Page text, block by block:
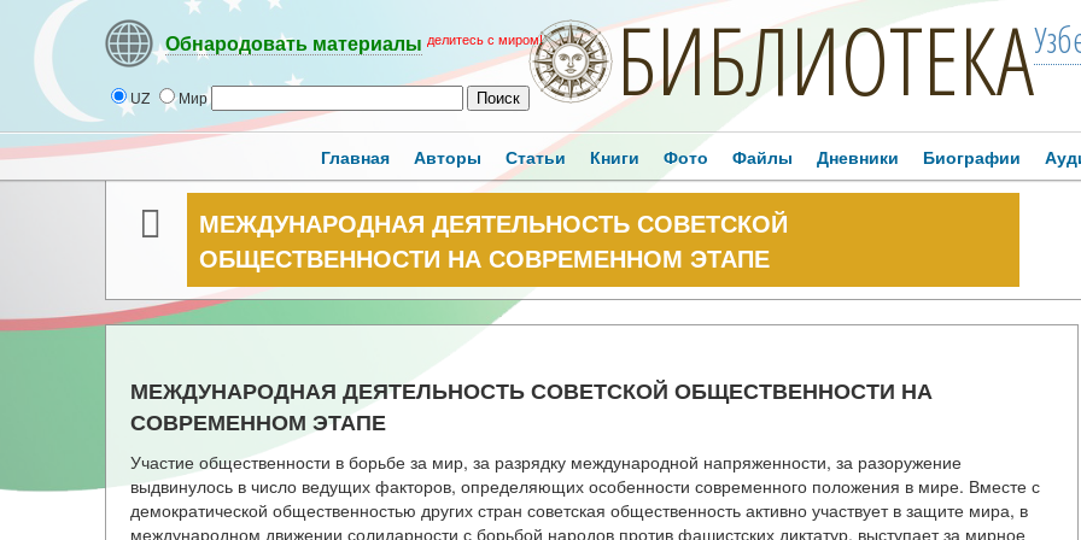
Обнародовать материалы делитесь с миром!
UZ Мир БИБЛИОТЕКА
Главная Авторы Статьи Книги Фото Файлы Дневники Биографии
МЕЖДУНАРОДНАЯ ДЕЯТЕЛЬНОСТЬ СОВЕТСКОЙ
ОБЩЕСТВЕННОСТИ НА СОВРЕМЕННОМ ЭТАПЕ
МЕЖДУНАРОДНАЯ ДЕЯТЕЛЬНОСТЬ СОВЕТСКОЙ ОБЩЕСТВЕННОСТИ НА
СОВРЕМЕННОМ ЭТАПЕ
Участие общественности в борьбе за мир, за разрядку международной напряженности, за разоружение
выдвинулось в число ведущих факторов, определяющих особенности современного положения в мире. Вместе с
демократической общественностью других стран советская общественность активно участвует в защите мира, в
международном движении солидарности с борьбой народов против фашистских диктатур, выступает за мирное